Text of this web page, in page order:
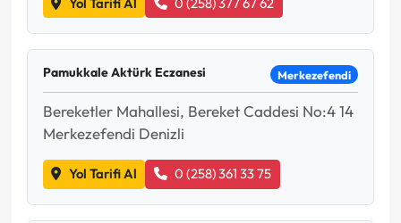
Pamukkale Aktürk Eczanesi Merkezefendi
Bereketler Mahallesi, Bereket Caddesi No:4 14
Merkezefendi Denizli
Yol Tarifi Al 0 (258) 361 33 75